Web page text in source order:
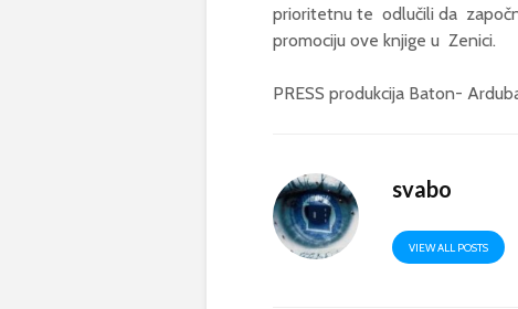
prioritetnu te odlučili da
promociju ove knjige u Zenici.
PRESS produkcija Baton-
svabo
VIEW ALL POSTS